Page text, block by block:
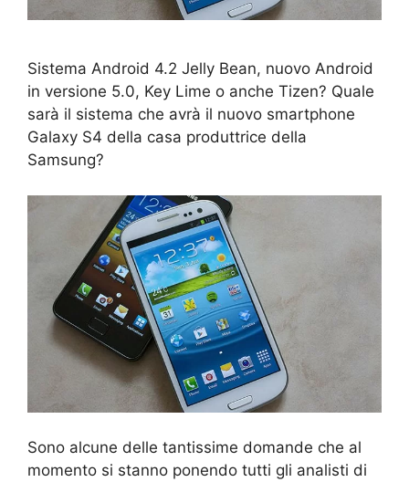
Sistema Android 4.2 Jelly Bean, nuovo Android
in versione 5.0, Key Lime o anche Tizen? Quale
sarà il sistema che avrà il nuovo smartphone
Galaxy S4 della casa produttrice della
Samsung?
Sono alcune delle tantissime domande che al
momento si stanno ponendo tutti gli analisti di